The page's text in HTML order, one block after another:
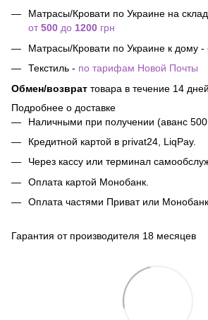
Матрасы/Кровати по Украине на
от500 до 1200 грн
Матрасы/Кровати по Украине к дому -
Текстиль - по тарифам Новой Почты
Обмен/возврат товара в течение 14 дней
Подробнее о доставке
Наличными при получении (аванс 500
Кредитной картой в privat24, LiqPay.
Через кассу или терминал
Оплата картой Монобанк.
Оплата частями Приват или Монобанк.
Гарантия от производителя 18 месяцев